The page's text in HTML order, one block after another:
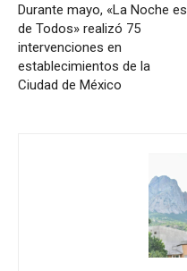
Durante mayo, «La Noche es
de Todos» realizó 75
intervenciones en
establecimientos de la
Ciudad de México